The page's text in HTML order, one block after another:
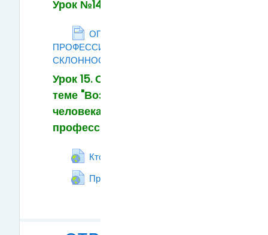
Урок №14
ОПРОСНИК
ПРОФЕССИОНАЛЬНЫХ
СКЛОННОСТЕЙ.
Урок 15. Обобщение по
теме "Возможности
человека и мир
профессий".
Кто кем работает
Профориентация: Кем стать?